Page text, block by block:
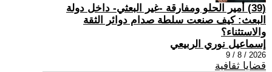
(39) أمير الحلو ومفارقة -غير البعثي- داخل دولة
البعث: كيف صنعت سلطة صدام دوائر الثقة
والاستثناء؟
إسماعيل نوري الربيعي
2026 / 8 / 9
قضايا ثقافية